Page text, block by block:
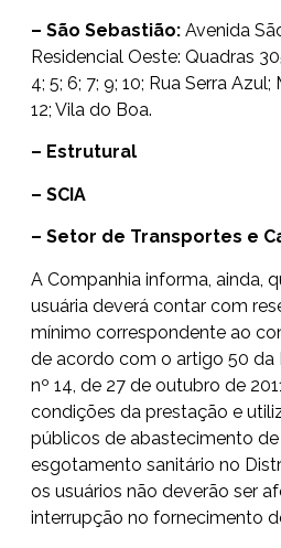
– São Sebastião: Avenida
Residencial Oeste: Quadras
4; 5; 6; 7; 9; 10; Rua Serra
12; Vila do Boa.
– Estrutural
– SCIA
– Setor de Transportes e
A Companhia informa, ainda,
usuária deverá contar com
mínimo correspondente ao
de acordo com o artigo 50 da
nº 14, de 27 de outubro de
condições da prestação e
públicos de abastecimento
esgotamento sanitário no
os usuários não deverão ser
interrupção no fornecimento